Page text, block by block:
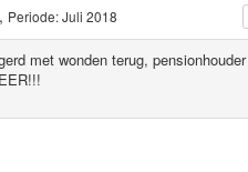
Periode: Juli 2018
met wonden terug, pensionhouder